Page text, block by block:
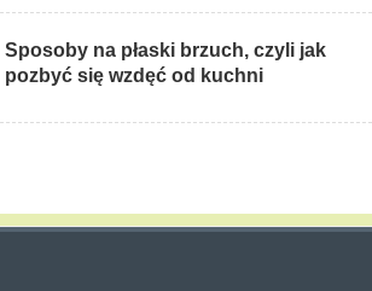
Sposoby na płaski brzuch, czyli jak
pozbyć się wzdęć od kuchni